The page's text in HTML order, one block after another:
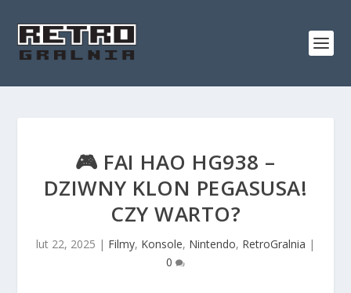
🎮 FAI HAO HG938 –
DZIWNY KLON PEGASUSA!
CZY WARTO?
lut 22, 2025 | Filmy, Konsole, Nintendo, RetroGralnia |
0